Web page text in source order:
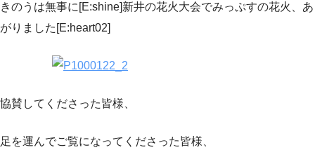
きのうは無事に[E:shine]新井の花火大会でみっぷすの花火、あ
がりました[E:heart02]
協賛してくださった皆様、
足を運んでご覧になってくださった皆様、